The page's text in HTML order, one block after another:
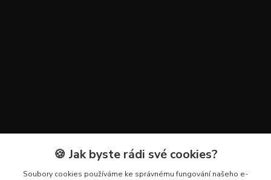
Kontakty🍪 Jak byste rádi své cookies?
Soubory cookies používáme ke správnému fungování našeho e-